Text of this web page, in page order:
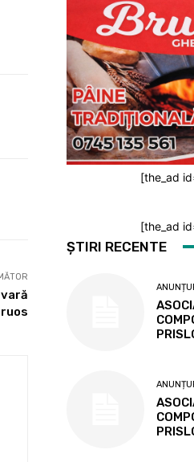
[the_ad
[the_ad
ȘTIRI RECENTE